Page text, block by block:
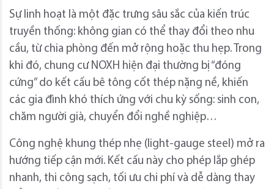
Sự linh hoạt là một đặc trưng sâu sắc của kiến trúc
truyền thống: không gian có thể thay đổi theo nhu
cầu, từ chia phòng đến mở rộng hoặc thu hẹp. Trong
khi đó, chung cư NOXH hiện đại thường bị “đóng
cứng” do kết cấu bê tông cốt thép nặng nề, khiến
các gia đình khó thích ứng với chu kỳ sống: sinh con,
chăm người già, chuyển đổi nghề nghiệp…
Công nghệ khung thép nhẹ (light-gauge steel) mở ra
hướng tiếp cận mới. Kết cấu này cho phép lắp ghép
nhanh, thi công sạch, tối ưu chi phí và dễ dàng thay